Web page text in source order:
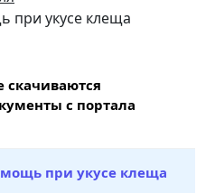
при укусе клеща
скачиваются
с портала
при укусе клеща